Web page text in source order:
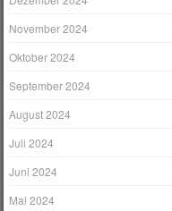
November 2024
Oktober 2024
September 2024
August 2024
Juli 2024
Juni 2024
Mai 2024